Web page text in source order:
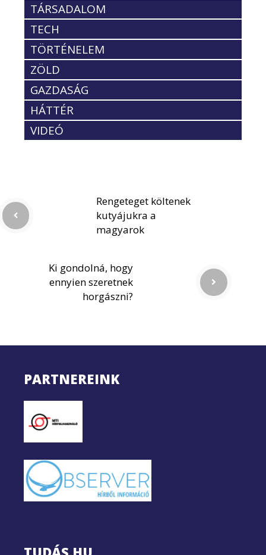
TÁRSADALOM
TECH
TÖRTÉNELEM
ZÖLD
GAZDASÁG
HÁTTÉR
VIDEÓ
Rengeteget költenek
kutyájukra a
magyarok
Ki gondolná, hogy
ennyien szeretnek
horgászni?
PARTNEREINK